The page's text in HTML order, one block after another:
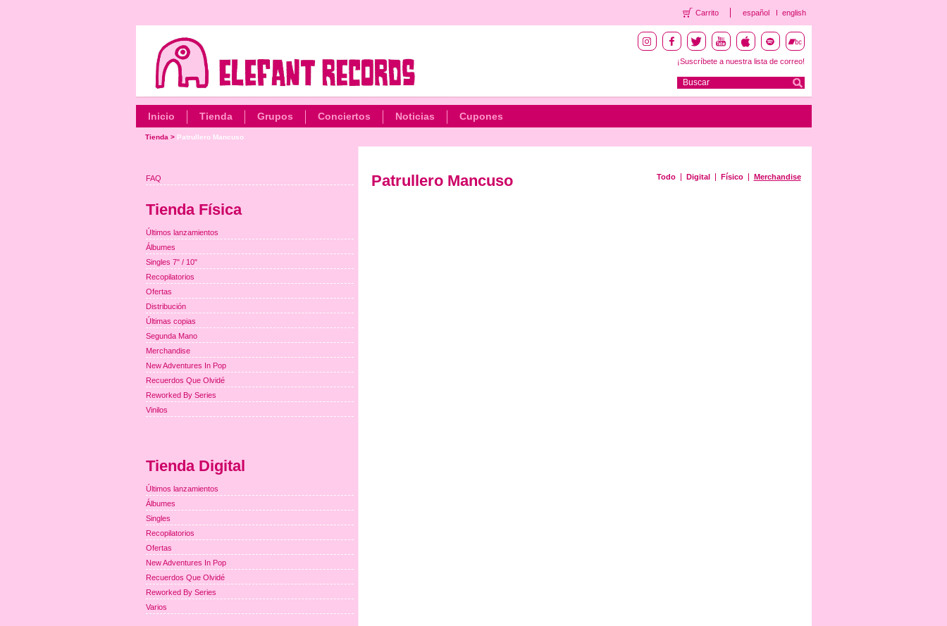
Carrito español english
¡Suscríbete a nuestra lista de correo!
Inicio Tienda Grupos Conciertos Noticias Cupones
Tienda > Patrullero Mancuso
Patrullero Mancuso Todo Digital Físico Merchandise
FAQ
Tienda Física
Últimos lanzamientos
Álbumes
Singles 7" / 10"
Recopilatorios
Ofertas
Distribución
Últimas copias
Segunda Mano
Merchandise
New Adventures In Pop
Recuerdos Que Olvidé
Reworked By Series
Vinilos
Tienda Digital
Últimos lanzamientos
Álbumes
Singles
Recopilatorios
Ofertas
New Adventures In Pop
Recuerdos Que Olvidé
Reworked By Series
Varios